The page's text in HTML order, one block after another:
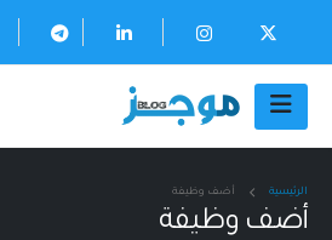
الرئيسية أضف وظيفة
أضف وظيفة